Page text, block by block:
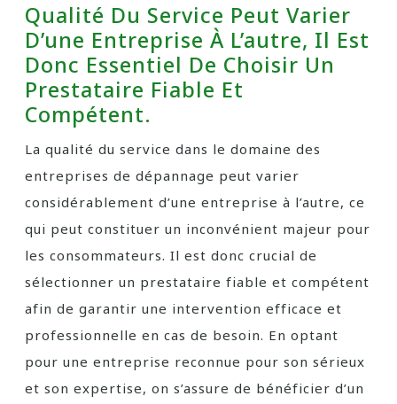
Qualité Du Service Peut Varier
D’une Entreprise À L’autre, Il Est
Donc Essentiel De Choisir Un
Prestataire Fiable Et
Compétent.
La qualité du service dans le domaine des
entreprises de dépannage peut varier
considérablement d’une entreprise à l’autre, ce
qui peut constituer un inconvénient majeur pour
les consommateurs. Il est donc crucial de
sélectionner un prestataire fiable et compétent
afin de garantir une intervention efficace et
professionnelle en cas de besoin. En optant
pour une entreprise reconnue pour son sérieux
et son expertise, on s’assure de bénéficier d’un